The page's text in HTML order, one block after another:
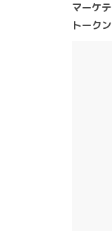
マーケ
トーク